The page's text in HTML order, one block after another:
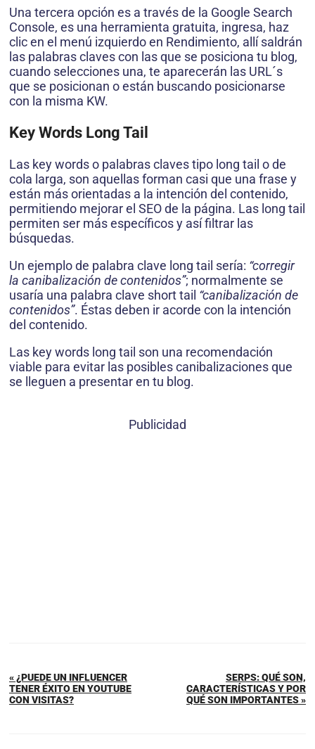
Una tercera opción es a través de la Google Search
Console, es una herramienta gratuita, ingresa, haz
clic en el menú izquierdo en Rendimiento, allí saldrán
las palabras claves con las que se posiciona tu blog,
cuando selecciones una, te aparecerán las URL´s
que se posicionan o están buscando posicionarse
con la misma KW.
Key Words Long Tail
Las key words o palabras claves tipo long tail o de
cola larga, son aquellas forman casi que una frase y
están más orientadas a la intención del contenido,
permitiendo mejorar el SEO de la página. Las long tail
permiten ser más específicos y así filtrar las
búsquedas.
Un ejemplo de palabra clave long tail sería: “corregir
la canibalización de contenidos”; normalmente se
usaría una palabra clave short tail “canibalización de
contenidos”. Éstas deben ir acorde con la intención
del contenido.
Las key words long tail son una recomendación
viable para evitar las posibles canibalizaciones que
se lleguen a presentar en tu blog.
Publicidad
« ¿PUEDE UN INFLUENCER
TENER ÉXITO EN YOUTUBE
CON VISITAS?
SERPS: QUÉ SON,
CARACTERÍSTICAS Y POR
QUÉ SON IMPORTANTES »